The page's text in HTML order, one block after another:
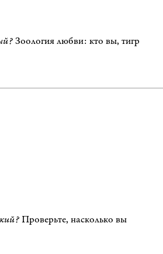
Зоология любви: кто вы, тигр
Проверьте, насколько вы